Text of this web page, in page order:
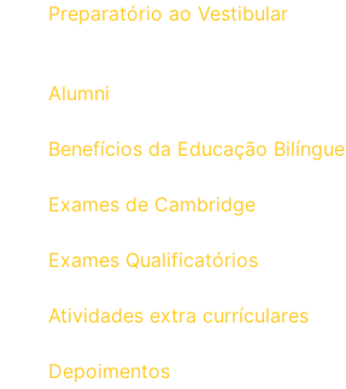
Preparatório ao Vestibular
Alumni
Benefícios da Educação Bilíngue
Exames de Cambridge
Exames Qualificatórios
Atividades extra currículares
Depoimentos